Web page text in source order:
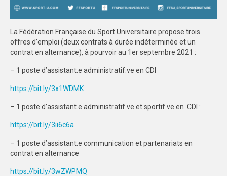
LOGOTHÈQUE
AFFICHES
PALMARÈS
PARTENAIRES
La Fédération Française du Sport Universitaire propose trois
offres d’emploi (deux contrats à durée indéterminée et un
contrat en alternance), à pourvoir au 1er septembre 2021 :
– 1 poste d’assistant.e administratif.ve en CDI
https://bit.ly/3x1WDMK
– 1 poste d’assistant.e administratif.ve et sportif.ve en CDI :
https://bit.ly/3ii6c6a
– 1 poste d’assistant.e communication et partenariats en
contrat en alternance
https://bit.ly/3wZWPMQ